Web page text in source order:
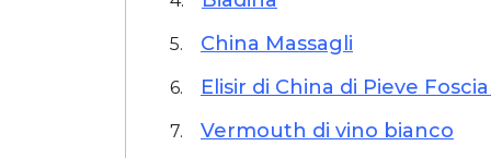
5. China Massagli
6. Elisir di China di Pieve
7. Vermouth di vino bianco